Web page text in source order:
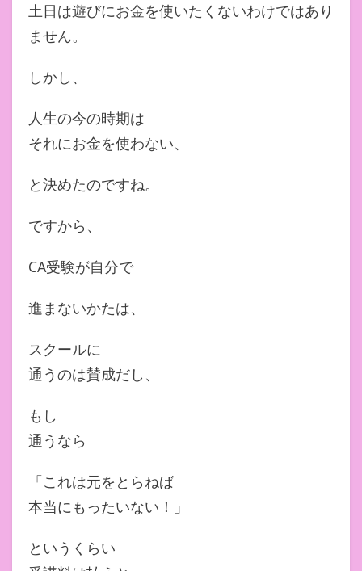
土日は遊びにお金を使いたくないわけではあり
ません。
しかし、
人生の今の時期は
それにお金を使わない、
と決めたのですね。
ですから、
CA受験が自分で
進まないかたは、
スクールに
通うのは賛成だし、
もし
通うなら
「これは元をとらねば
本当にもったいない！」
というくらい